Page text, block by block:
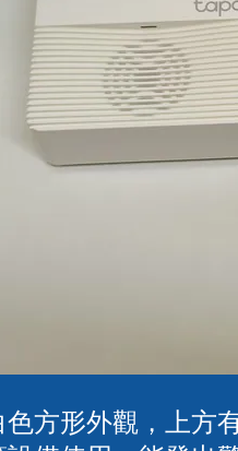
色方形外觀，上方